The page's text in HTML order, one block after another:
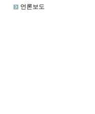
언론보도